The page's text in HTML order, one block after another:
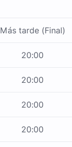
Más tarde (Final)
20:00
20:00
20:00
20:00